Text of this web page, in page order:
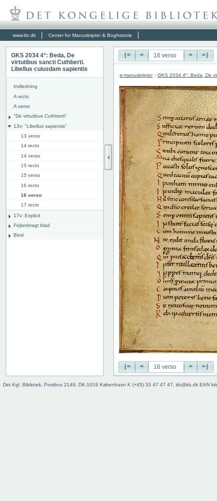
www.kb.dk Center for Manuskripter & Boghistorie
GKS 2034 4°: Beda, De
virtutibus sancti Cuthberti.
Libellus cuiusdam sapientis
Indledning
A recto
A verso
"De virtutibus Cuthberti"
13v: "Libellus sapientis"
13 verso
14 recto
14 verso
15 recto
15 verso
16 recto
16 verso
17 recto
17v: Explicit
Fejlanbragt blad
Bind
|< < > >|
e-manuskripter : GKS 2034 4°: Beda, De
|< < > >|
Det Kgl. Bibliotek, Postbox 2149, DK-1016 København K (+45) 33 47 47 47, kb@kb.dk EAN